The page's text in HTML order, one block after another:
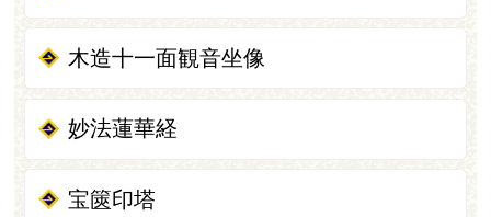
木造十一面観音坐像
妙法蓮華経
宝篋印塔